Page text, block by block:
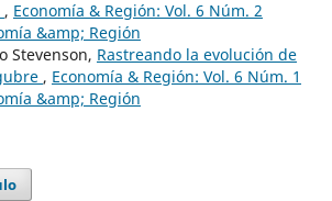
, Economía & Región: Vol. 6 Núm. 2
&amp; Región
Stevenson, Rastreando la evolución de
, Economía & Región: Vol. 6 Núm. 1
&amp; Región